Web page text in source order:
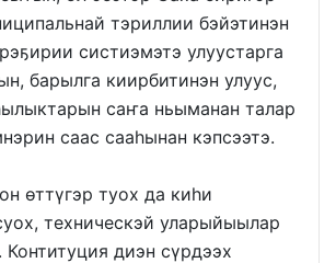
тэриллии бэйэтинэн
систиэмэтэ улуустарга
барылга киирбитинэн улуус,
саҥа ньыманан талар
саас сааһынан кэпсээтэ.
өттүгэр туох да киһи
техническэй уларыйыылар
Контитуция диэн сүрдээх